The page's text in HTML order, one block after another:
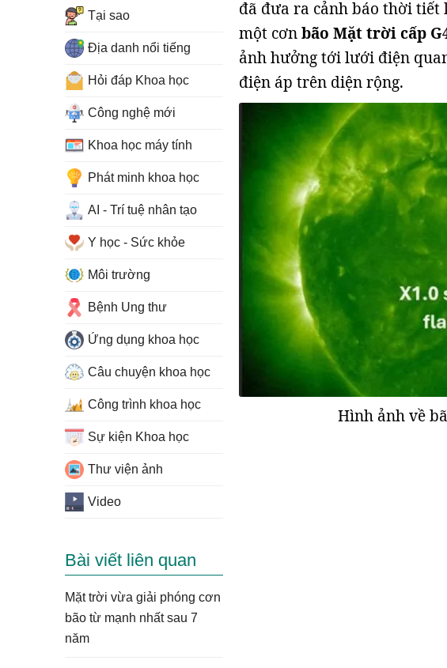
đã đưa ra cảnh báo thời tiết
một cơnbão Mặt trời cấp
ảnh hưởng tới lưới điện
điện áp trên diện rộng.
Hình ảnh về
Tại sao
Địa danh nổi tiếng
Hỏi đáp Khoa học
Công nghệ mới
Khoa học máy tính
Phát minh khoa học
AI - Trí tuệ nhân tạo
Y học - Sức khỏe
Môi trường
Bệnh Ung thư
Ứng dụng khoa học
Câu chuyện khoa học
Công trình khoa học
Sự kiện Khoa học
Thư viện ảnh
Video
Bài viết liên quan
Mặt trời vừa giải phóng cơn
bão từ mạnh nhất sau 7
năm